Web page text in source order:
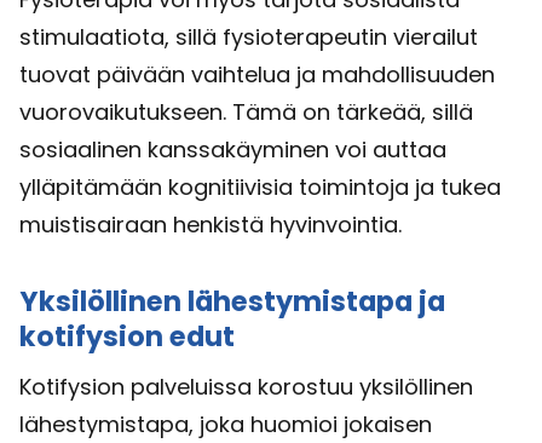
stimulaatiota, sillä fysioterapeutin vierailut
tuovat päivään vaihtelua ja mahdollisuuden
vuorovaikutukseen. Tämä on tärkeää, sillä
sosiaalinen kanssakäyminen voi auttaa
ylläpitämään kognitiivisia toimintoja ja tukea
muistisairaan henkistä hyvinvointia.
Yksilöllinen lähestymistapa ja
kotifysion edut
Kotifysion palveluissa korostuu yksilöllinen
lähestymistapa, joka huomioi jokaisen